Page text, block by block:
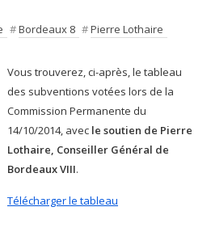
#Bordeaux 8 #Pierre Lothaire
Vous trouverez, ci-après, le tableau
des subventions votées lors de la
Commission Permanente du
14/10/2014, avec le soutien de Pierre
Lothaire, Conseiller Général de
Bordeaux VIII.
Télécharger le tableau